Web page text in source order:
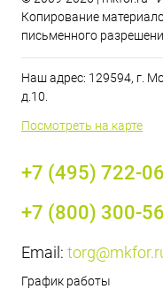
Копирование
письменного
Наш адрес: 129594, г.
д.10.
Посмотреть на карте
+7 (495) 722-
+7 (800) 300-
Email:
График работы